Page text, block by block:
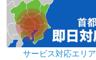
サービス対応エリア